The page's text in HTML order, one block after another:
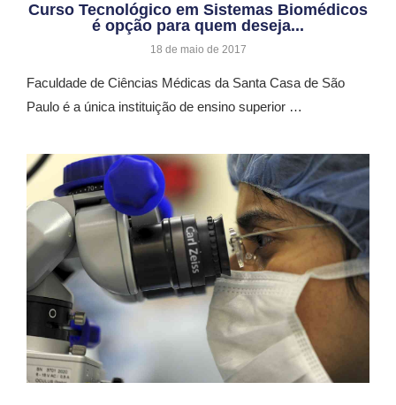
Curso Tecnológico em Sistemas Biomédicos
é opção para quem deseja...
18 de maio de 2017
Faculdade de Ciências Médicas da Santa Casa de São
Paulo é a única instituição de ensino superior …